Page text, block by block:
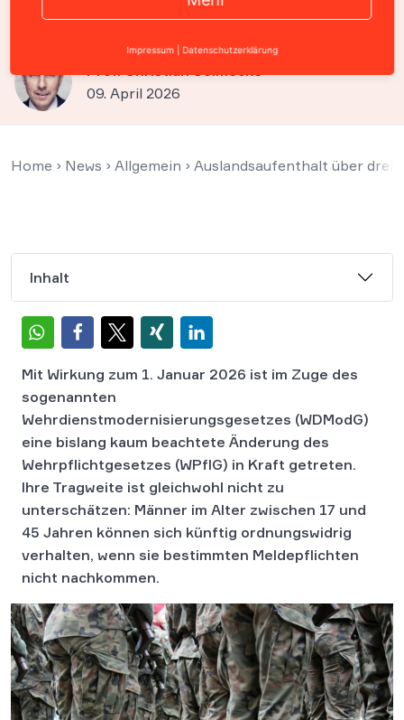
Meldepflicht für Männer
Prof. Christian Solmecke
09. April 2026
Home › News › Allgemein › Auslandsaufenthalt über drei
Inhalt
Mit Wirkung zum 1. Januar 2026 ist im Zuge des
sogenannten
Wehrdienstmodernisierungsgesetzes (WDModG)
eine bislang kaum beachtete Änderung des
Wehrpflichtgesetzes (WPflG) in Kraft getreten.
Ihre Tragweite ist gleichwohl nicht zu
unterschätzen: Männer im Alter zwischen 17 und
45 Jahren können sich künftig ordnungswidrig
verhalten, wenn sie bestimmten Meldepflichten
nicht nachkommen.
Impressum Datenschutzerklärung